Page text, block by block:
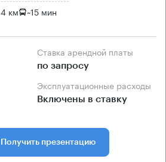
км ~15 мин
Ставка арендной платы
по запросу
Эксплуатационные расходы
Включены в ставку
Получить презентацию